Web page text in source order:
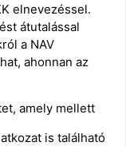
elnevezéssel.
átutalással
a NAV
ahonnan az
amely mellett
is található